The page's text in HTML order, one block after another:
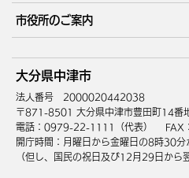
サイトマップ
市役所のご案内
庁舎地図
中津市へのアクセス
大分県中津市
法人番号 2000020442038
〒871-8501 大分県中津市豊田町14番
電話：0979-22-1111（代表）
FAX
開庁時間：月曜日から金曜日の8時30
（但し、国民の祝日及び12月29日から